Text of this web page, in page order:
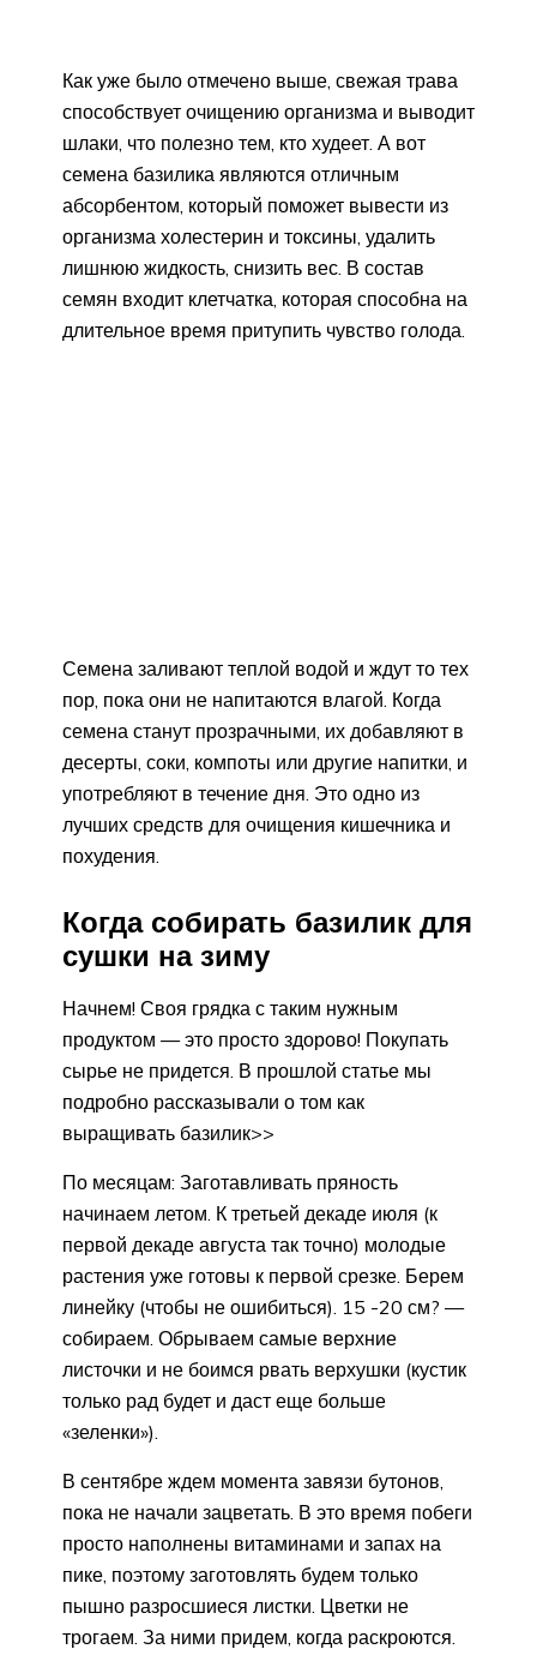
Как уже было отмечено выше, свежая трава
способствует очищению организма и выводит
шлаки, что полезно тем, кто худеет. А вот
семена базилика являются отличным
абсорбентом, который поможет вывести из
организма холестерин и токсины, удалить
лишнюю жидкость, снизить вес. В состав
семян входит клетчатка, которая способна на
длительное время притупить чувство голода.
Семена заливают теплой водой и ждут то тех
пор, пока они не напитаются влагой. Когда
семена станут прозрачными, их добавляют в
десерты, соки, компоты или другие напитки, и
употребляют в течение дня. Это одно из
лучших средств для очищения кишечника и
похудения.
Когда собирать базилик для
сушки на зиму
Начнем! Своя грядка с таким нужным
продуктом — это просто здорово! Покупать
сырье не придется. В прошлой статье мы
подробно рассказывали о том как
выращивать базилик>>
По месяцам: Заготавливать пряность
начинаем летом. К третьей декаде июля (к
первой декаде августа так точно) молодые
растения уже готовы к первой срезке. Берем
линейку (чтобы не ошибиться). 15 -20 см? —
собираем. Обрываем самые верхние
листочки и не боимся рвать верхушки (кустик
только рад будет и даст еще больше
«зеленки»).
В сентябре ждем момента завязи бутонов,
пока не начали зацветать. В это время побеги
просто наполнены витаминами и запах на
пике, поэтому заготовлять будем только
пышно разросшиеся листки. Цветки не
трогаем. За ними придем, когда раскроются.